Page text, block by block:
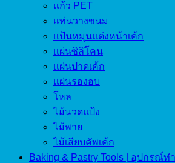
แก้ว PET
แท่นวางขนม
แป้นหมุนแต่งหน้าเค้ก
แผ่นซิลิโคน
แผ่นปาดเค้ก
แผ่นรองอบ
โหล
ไม้นวดแป้ง
ไม้พาย
ไม้เสียบคัพเค้ก
Baking & Pastry Tools | อุปกรณ์ท